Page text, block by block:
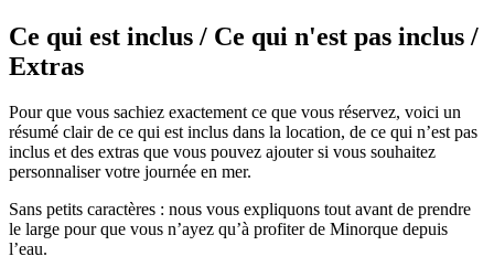
Ce qui est inclus / Ce qui n'est pas inclus /
Extras
Pour que vous sachiez exactement ce que vous réservez, voici un
résumé clair de ce qui est inclus dans la location, de ce qui n’est pas
inclus et des extras que vous pouvez ajouter si vous souhaitez
personnaliser votre journée en mer.
Sans petits caractères : nous vous expliquons tout avant de prendre
le large pour que vous n’ayez qu’à profiter de Minorque depuis
l’eau.